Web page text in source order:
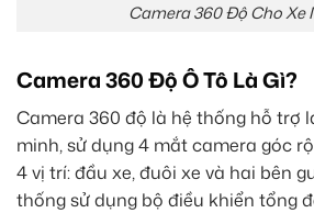
Camera 360 Độ Cho Xe
Camera 360 Độ Ô Tô Là Gì?
Camera 360 độ là hệ thống hỗ trợ
minh, sử dụng 4 mắt camera góc
4 vị trí: đầu xe, đuôi xe và hai bên
thống sử dụng bộ điều khiển tổng